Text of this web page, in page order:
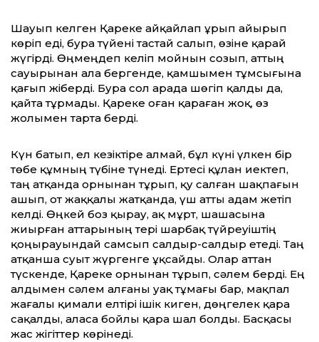
Шауып келген Қареке айқайлап ұрып айырып
көріп еді, бура түйені тастай салып, өзіне қарай
жүгірді. Өңмеңдеп келіп мойнын созып, аттың
сауырынан ала бергенде, қам­шымен тұмсығына
қағып жіберді. Бура сол арада шөгіп қалды да,
қайта тұрмады. Қареке оған қараған жоқ, өз
жолымен тарта берді.
Күн батып, ел кезіктіре алмай, бұл күні үлкен бір
төбе құмның түбіне түнеді. Ер­тесі құлан иектеп,
таң атқанда орнынан тұрып, қу салған шақпағын
ашып, от жаққалы жатқанда, үш атты адам жетіп
келді. Өңкей боз қырау, ақ мұрт, шашасына
жиырған аттарының тері шарбақ түйреуіштің
қоңырауындай самсып салдыр-салдыр етеді. Таң
атқанша суыт жүргенге ұқсайды. Олар аттан
түскенде, Қареке орнынан тұрып, сәлем берді. Ең
алдымен сәлем алғаны уақ тұмағы бар, мақпал
жағалы қимали елтірі ішік киген, дөңгелек қара
сақалды, аласа бойлы қара шал болды. Басқасы
жас жігіттер көрінеді.